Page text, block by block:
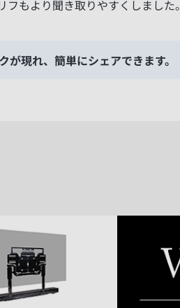
もより聞き取りやすくしました。
現れ、簡単にシェアできます。